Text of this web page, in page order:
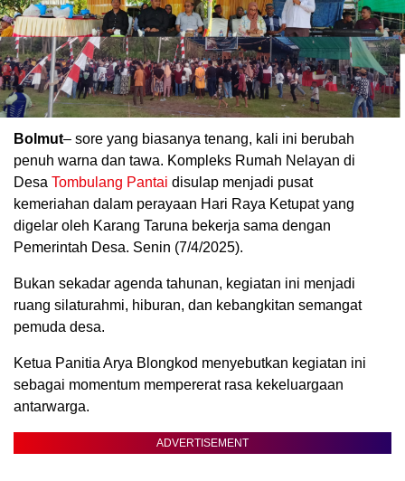
Bolmut– sore yang biasanya tenang, kali ini berubah
penuh warna dan tawa. Kompleks Rumah Nelayan di
Desa Tombulang Pantai disulap menjadi pusat
kemeriahan dalam perayaan Hari Raya Ketupat yang
digelar oleh Karang Taruna bekerja sama dengan
Pemerintah Desa. Senin (7/4/2025).
Bukan sekadar agenda tahunan, kegiatan ini menjadi
ruang silaturahmi, hiburan, dan kebangkitan semangat
pemuda desa.
Ketua Panitia Arya Blongkod menyebutkan kegiatan ini
sebagai momentum mempererat rasa kekeluargaan
antarwarga.
ADVERTISEMENT
Biru Kuning Geometris Modern Rekrutmen Staf
Kantor Poster Horizontal